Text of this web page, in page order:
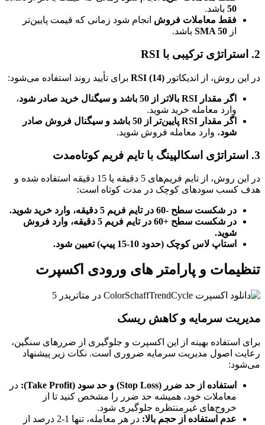
50 باشد.
فقط معاملات فروش انجام شود زمانی که قیمت پایین‌تر
از SMA 50 باشد.
2. استراتژی ترکیبی با RSI
در این روش، از اندیکاتور RSI (14) برای تأیید روند استفاده می‌شود:
اگر مقدار RSI بالاتر از 50 باشد و سیگنال خرید صادر شود
،
وارد معامله خرید شوید.
اگر مقدار RSI پایین‌تر از 50 باشد و سیگنال فروش صادر
شود، وارد معامله فروش شوید.
3. استراتژی اسکالپینگ با تایم فریم کوتاه‌مدت
در این روش، از تایم فریم‌های 5 دقیقه یا 15 دقیقه استفاده شده و
هدف کسب سودهای کوچک در مدت کوتاه است:
در شکست سطح -60 در تایم فریم 5 دقیقه، وارد خرید شوید.
در شکست سطح +60 در تایم فریم 5 دقیقه، وارد فروش
شوید.
استاپ لاس کوچک (حدود 10-15 پیپ) تعیین شود.
تنظیمات و پارامتر های ورودی اکسپرت
مدیریت سرمایه و کاهش ریسک
برای استفاده بهینه از این اکسپرت و جلوگیری از ضررهای سنگین،
رعایت اصول مدیریت سرمایه ضروری است. نکات زیر پیشنهاد
می‌شود:
استفاده از حد ضرر (Stop Loss) و حد سود (Take Profit):
در
معاملات خود، همیشه حد ضرر را مشخص کنید تا از
خروج‌های غیرمنتظره جلوگیری شود.
عدم استفاده از حجم بالا:
در هر معامله، تنها 1-2 درصد از